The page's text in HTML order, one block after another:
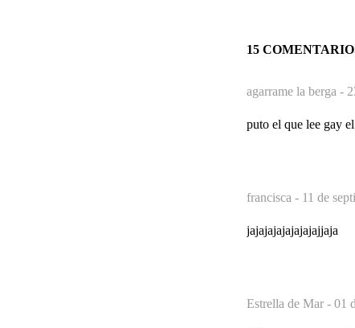
15
agarrame la berga -
puto el que lee gay
francisca - 11 de
jajajajajajajajajjaja
Estrella de Mar - 01